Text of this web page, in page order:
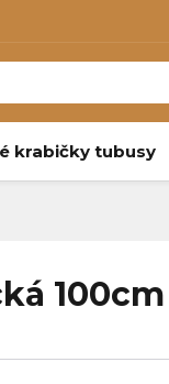
krabičky tubusy
100cm